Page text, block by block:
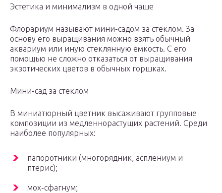
Эстетика и минимализм в одной чаше
Флорариум называют мини-садом за стеклом. За
основу его выращивания можно взять обычный
аквариум или иную стеклянную ёмкость. С его
помощью не сложно отказаться от выращивания
экзотических цветов в обычных горшках.
Мини-сад за стеклом
В миниатюрный цветник высаживают групповые
композиции из медленнорастущих растений. Среди
наиболее популярных:
папоротники (многорядник, асплениум и
птерис);
мох-сфагнум;